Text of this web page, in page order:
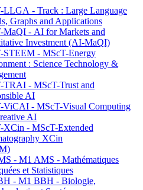
LLGA - Track : Large Language
Graphs and Applications
MaQI - AI for Markets and
Investment (AI-MaQI)
STEEM - MScT-Energy
: Science Technology &
TRAI - MScT-Trust and
AI
ViCAI - MScT-Visual Computing
AI
XCin - MScT-Extended
XCin
- M1 AMS - Mathématiques
et Statistiques
- M1 BBH - Biologie,